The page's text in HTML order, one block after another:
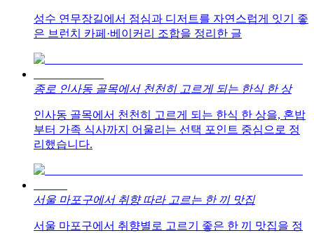
성수 연무장길에서 점심과 디저트를 자연스럽게 잇기 좋
은 브런치 카페·베이커리 조합을 정리한 글
종로 인사동 골목에서 천천히 고르게 되는 한식 한 상
인사동 골목에서 천천히 고르게 되는 한식 한 상을, 혼밥
부터 가족 식사까지 어울리는 선택 포인트 중심으로 정
리했습니다.
서울 마포구에서 취향 따라 고르는 한 끼 맛집
서울 마포구에서 취향별로 고르기 좋은 한 끼 맛집을 정